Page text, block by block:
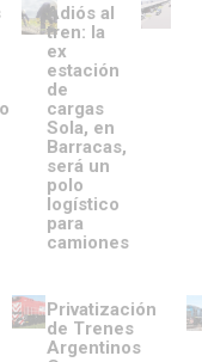
Adiós al
tren: la
ex
estación
de
cargas
Sola, en
Barracas,
será un
polo
logístico
para
camiones
Privatización
de Trenes
Argentinos